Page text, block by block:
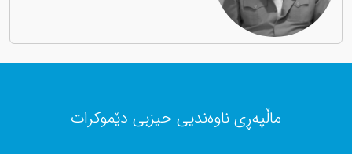
ماڵپەڕی ناوەندیی حیزبی دێموکرات